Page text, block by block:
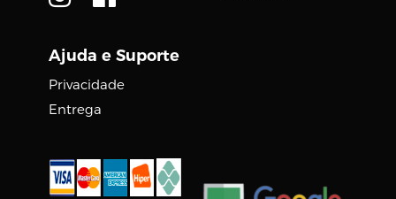
Ajuda e Suporte
Privacidade
Entrega